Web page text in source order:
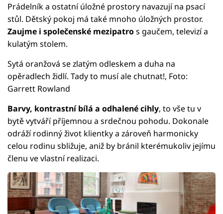
Prádelník a ostatní úložné prostory navazují na psací
stůl. Dětský pokoj má také mnoho úložných prostor.
Zaujme i společenské mezipatros gaučem, televizí a
kulatým stolem.
Sytá oranžová se zlatým odleskem a duha na
opěradlech židlí. Tady to musí ale chutnat!, Foto:
Garrett Rowland
Barvy, kontrastní bílá a odhalené cihly, to vše tu v
bytě vytváří příjemnou a srdečnou pohodu. Dokonale
odráží rodinný život klientky a zároveň harmonicky
celou rodinu sbližuje, aniž by bránil kterémukoliv jejímu
členu ve vlastní realizaci.